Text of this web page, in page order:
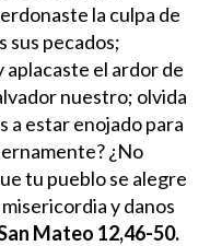
la culpa de
sus pecados;
aplacaste el ardor de
nuestro; olvida
a estar enojado para
¿No
tu pueblo se alegre
y danos
Mateo 12,46-50.